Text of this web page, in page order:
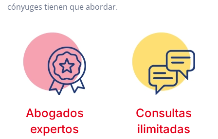
cónyuges tienen que abordar.
Abogados
expertos
Consultas
ilimitadas